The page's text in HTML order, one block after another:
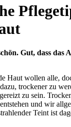
Gut, dass das
Haut wollen alle,
trockener zu
zu sein.
und wir
Teint ist